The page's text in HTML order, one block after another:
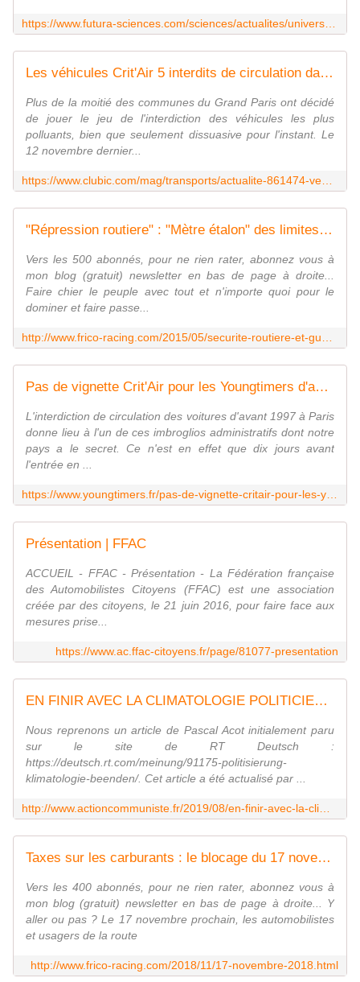
Les véhicules Crit'Air 5 interdits de circulation dans 49 communes du Grand Paris dès le 1er juillet
Plus de la moitié des communes du Grand Paris ont décidé
de jouer le jeu de l'interdiction des véhicules les plus
polluants, bien que seulement dissuasive pour l'instant. Le
12 novembre dernier...
"Répression routiere" : "Mètre étalon" des limites de l'acceptation populaire ? - frico-racing-passion moto
Vers les 500 abonnés, pour ne rien rater, abonnez vous à
mon blog (gratuit) newsletter en bas de page à droite...
Faire chier le peuple avec tout et n'importe quoi pour le
dominer et faire passe...
Pas de vignette Crit'Air pour les Youngtimers d'avant 1997
L'interdiction de circulation des voitures d'avant 1997 à Paris
donne lieu à l'un de ces imbroglios administratifs dont notre
pays a le secret. Ce n'est en effet que dix jours avant
l'entrée en ...
Présentation | FFAC
ACCUEIL - FFAC - Présentation - La Fédération française
des Automobilistes Citoyens (FFAC) est une association
créée par des citoyens, le 21 juin 2016, pour faire face aux
mesures prise...
https://www.ac.ffac-citoyens.fr/page/81077-presentation
EN FINIR AVEC LA CLIMATOLOGIE POLITICIENNE par Pascal Acot - Action communiste
Nous reprenons un article de Pascal Acot initialement paru
sur le site de RT Deutsch :
https://deutsch.rt.com/meinung/91175-politisierung-
klimatologie-beenden/. Cet article a été actualisé par ...
Taxes sur les carburants : le blocage du 17 novembre 2018 - frico-racing-passion moto
Vers les 400 abonnés, pour ne rien rater, abonnez vous à
mon blog (gratuit) newsletter en bas de page à droite... Y
aller ou pas ? Le 17 novembre prochain, les automobilistes
et usagers de la route
http://www.frico-racing.com/2018/11/17-novembre-2018.html